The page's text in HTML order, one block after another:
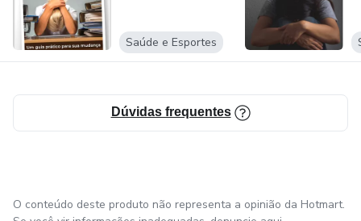
Saúde e Esportes
Dúvidas frequentes
O conteúdo deste produto não representa a opinião da Hotmart.